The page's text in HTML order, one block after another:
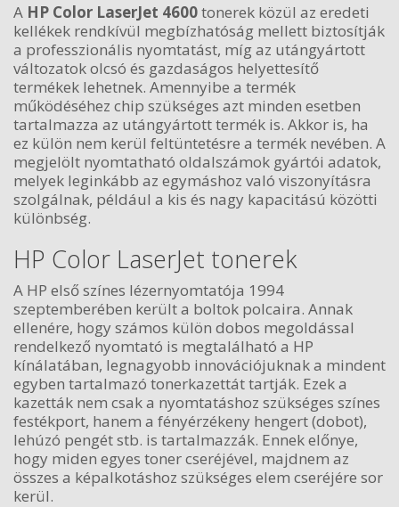
A HP Color LaserJet 4600tonerek közül az eredeti
kellékek rendkívül megbízhatóság mellett biztosítják
a professzionális nyomtatást, míg az utángyártott
változatok olcsó és gazdaságos helyettesítő
termékek lehetnek. Amennyibe a termék
működéséhez chip szükséges azt minden esetben
tartalmazza az utángyártott termék is. Akkor is, ha
ez külön nem kerül feltüntetésre a termék nevében. A
megjelölt nyomtatható oldalszámok gyártói adatok,
melyek leginkább az egymáshoz való viszonyításra
szolgálnak, például a kis és nagy kapacitású közötti
különbség.
HP Color LaserJet tonerek
A HP első színes lézernyomtatója 1994
szeptemberében került a boltok polcaira. Annak
ellenére, hogy számos külön dobos megoldással
rendelkező nyomtató is megtalálható a HP
kínálatában, legnagyobb innovációjuknak a mindent
egyben tartalmazó tonerkazettát tartják. Ezek a
kazetták nem csak a nyomtatáshoz szükséges színes
festékport, hanem a fényérzékeny hengert (dobot),
lehúzó pengét stb. is tartalmazzák. Ennek előnye,
hogy miden egyes toner cseréjével, majdnem az
összes a képalkotáshoz szükséges elem cseréjére sor
kerül.